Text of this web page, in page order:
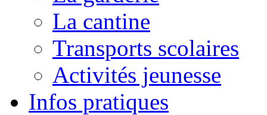
La cantine
Transports scolaires
Activités jeunesse
Infos pratiques